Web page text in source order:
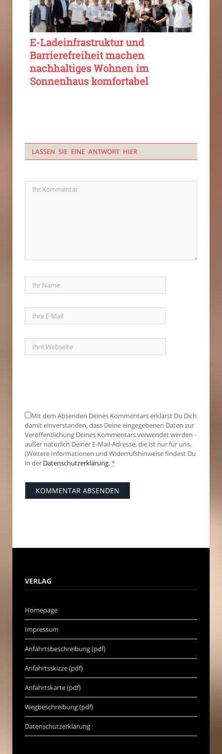
E-Ladeinfrastruktur und
Barrierefreiheit machen
nachhaltiges Wohnen im
Sonnenhaus komfortabel
LASSEN SIE EINE ANTWORT HIER
Mit dem Absenden Deines Kommentars erklärst Du Dich
damit einverstanden, dass Deine eingegebenen Daten zur
Veröffentlichung Deines Kommentars verwendet werden -
außer natürlich Deiner E-Mail-Adresse, die ist nur für uns.
(Weitere Informationen und Widerrufshinweise findest Du
in der Datenschutzerklärung.*
VERLAG
Homepage
Impressum
Anfahrtsbeschreibung (pdf)
Anfahrtsskizze (pdf)
Anfahrtskarte (pdf)
Wegbeschreibung (pdf)
Datenschutzerklärung